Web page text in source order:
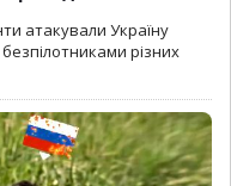
атакували Україну
різних